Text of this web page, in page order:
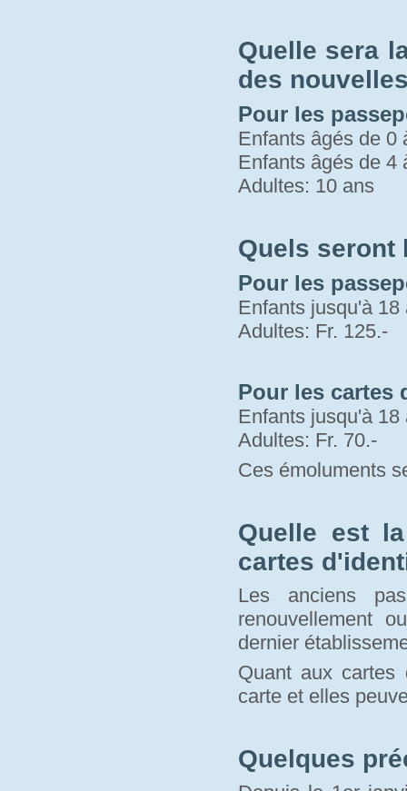
Quelle sera
des
Pour les
Enfants âgés de 0
Enfants âgés de 4
Adultes: 10 ans
Quels seront
Pour les
Enfants jusqu'à 18
Adultes: Fr. 125.-
Pour les cartes
Enfants jusqu'à 18
Adultes: Fr. 70.-
Ces émoluments
Quelle est
cartes
Les anciens
renouvellement
dernier
Quant aux
carte et elles
Quelques